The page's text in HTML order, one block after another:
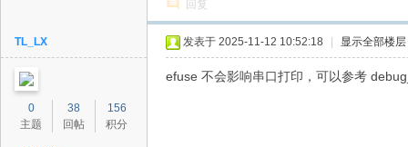
回复
TL_LX
0
主题
38
回帖
156
积分
发表于 2025-11-12 10:52:18 显示全部楼层
efuse 不会影响串口打印，可以参考